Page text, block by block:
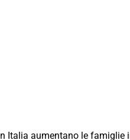
In Italia aumentano le famiglie